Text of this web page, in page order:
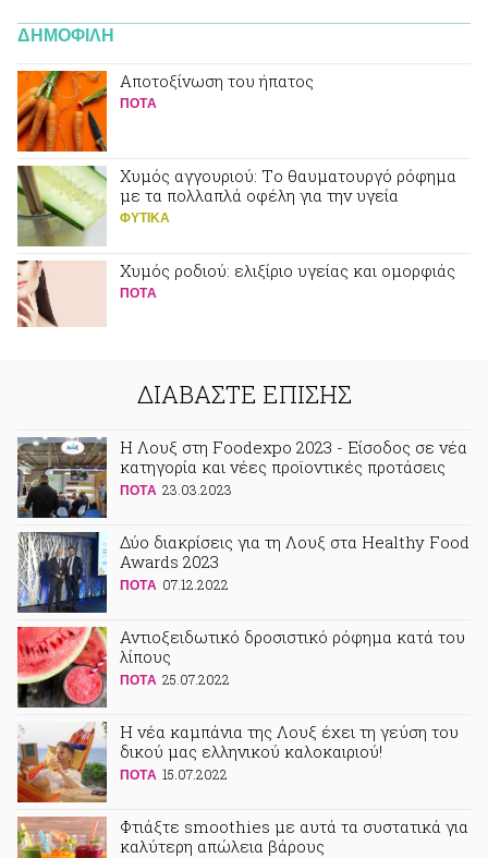
ΔΗΜΟΦΙΛΗ
Αποτοξίνωση του ήπατος
ΠΟΤA
Χυμός αγγουριού: Tο θαυματουργό ρόφημα
με τα πολλαπλά οφέλη για την υγεία
ΦΥΤΙΚA
Χυμός ροδιού: ελιξίριο υγείας και ομορφιάς
ΠΟΤA
ΔΙΑΒΑΣΤΕ ΕΠΙΣΗΣ
H Λουξ στη Foodexpo 2023 - Είσοδος σε νέα
κατηγορία και νέες προϊοντικές προτάσεις
ΠΟΤA 23.03.2023
Δύο διακρίσεις για τη Λουξ στα Healthy Food
Awards 2023
ΠΟΤA 07.12.2022
Αντιοξειδωτικό δροσιστικό ρόφημα κατά του
λίπους
ΠΟΤA 25.07.2022
Η νέα καμπάνια της Λουξ έχει τη γεύση του
δικού μας ελληνικού καλοκαιριού!
ΠΟΤA 15.07.2022
Φτιάξτε smoothies με αυτά τα συστατικά για
καλύτερη απώλεια βάρους